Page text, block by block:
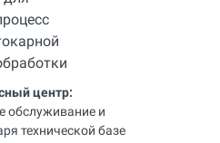
центр:
обслуживание и
технической базе